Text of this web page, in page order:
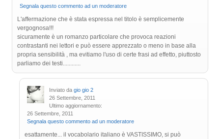
Segnala questo commento ad un moderatore
L'affermazione che è stata espressa nel titolo è semplicemente
vergognosa!!!
sicuramente è un romanzo particolare che provoca reazioni
contrastanti nei lettori e può essere apprezzato o meno in base alla
propria sensibilità , ma evitiamo l'uso di certe frasi ad effetto, piuttosto
parliamo dei testi............
Inviato da gio gio 2
26 Settembre, 2011
Ultimo aggiornamento:
26 Settembre, 2011
Segnala questo commento ad un moderatore
esattamente... il vocabolario italiano è VASTISSIMO, si può